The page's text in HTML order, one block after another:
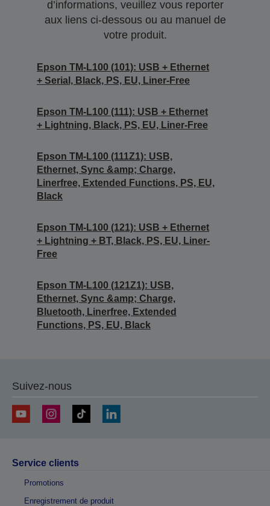
d’informations, veuillez vous reporter
aux liens ci-dessous ou au manuel de
votre produit.
Epson TM-L100 (101): USB + Ethernet
+ Serial, Black, PS, EU, Liner-Free
Epson TM-L100 (111): USB + Ethernet
+ Lightning, Black, PS, EU, Liner-Free
Epson TM-L100 (111Z1): USB,
Ethernet, Sync &amp; Charge,
Linerfree, Extended Functions, PS, EU,
Black
Epson TM-L100 (121): USB + Ethernet
+ Lightning + BT, Black, PS, EU, Liner-
Free
Epson TM-L100 (121Z1): USB,
Ethernet, Sync &amp; Charge,
Bluetooth, Linerfree, Extended
Functions, PS, EU, Black
Suivez-nous
Service clients
Promotions
Enregistrement de produit